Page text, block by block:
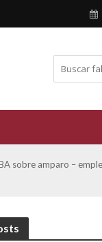
Hector y otros